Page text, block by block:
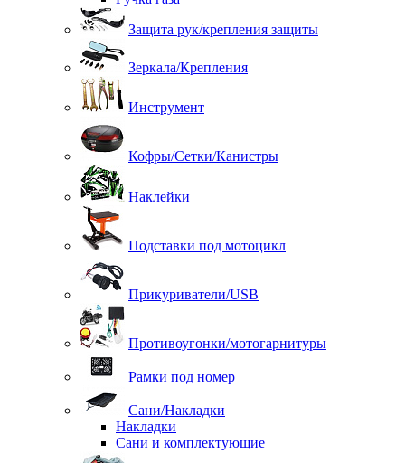
Защита рук/крепления защиты
Зеркала/Крепления
Инструмент
Кофры/Сетки/Канистры
Наклейки
Подставки под мотоцикл
Прикуриватели/USB
Противоугонки/мотогарнитуры
Рамки под номер
Сани/Накладки
Накладки
Сани и комплектующие